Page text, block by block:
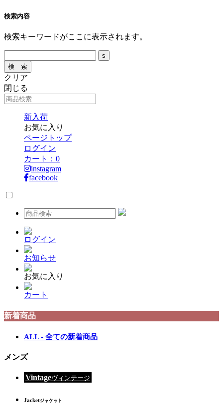
検索内容
検索キーワードがここに表示されます。
クリア
閉じる
新入荷
お気に入り
ページトップ
ログイン
カート： 0
instagram
facebook
ログイン
お知らせ
お気に入り
カート
新着商品
ALL - 全ての新着商品
メンズ
Vintageヴィンテージ
Jacketジャケット